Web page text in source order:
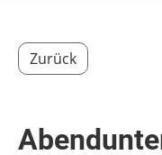
Zurück